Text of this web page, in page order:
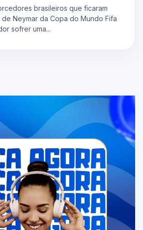
brasileiros que ficaram
de Neymar da Copa do Mundo Fifa
sofrer uma...